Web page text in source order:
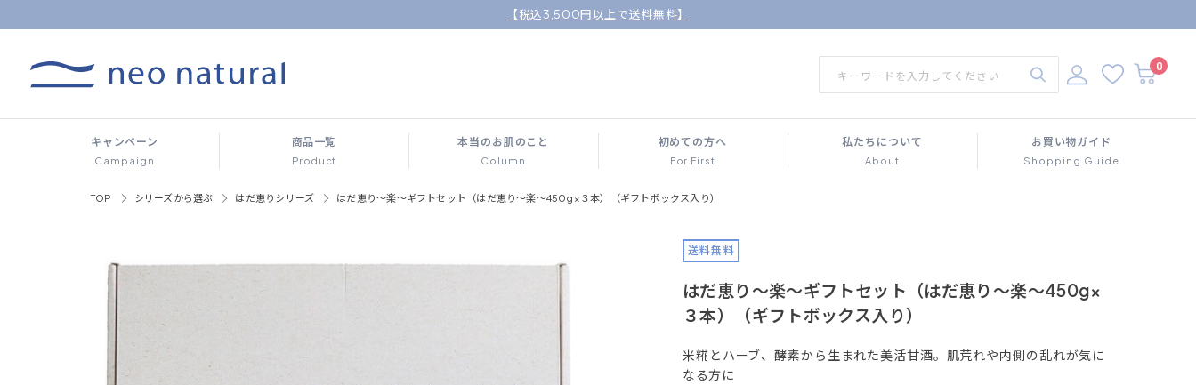
【税込3,500円以上で送料無料】
0
キャンペーン
Campaign
商品一覧
Product
本当のお肌のこと
Column
初めての方へ
For First
私たちについて
About
お買い物ガイド
Shopping Guide
TOP シリーズから選ぶ はだ恵りシリーズ はだ恵り～楽～ギフトセット（はだ恵り～楽～450g×３本）（ギフトボックス入り）
送料無料
はだ恵り～楽～ギフトセット（はだ恵り～楽～450g×
３本）（ギフトボックス入り）
米糀とハーブ、酵素から生まれた美活甘酒。肌荒れや内側の乱れが気に
なる方に